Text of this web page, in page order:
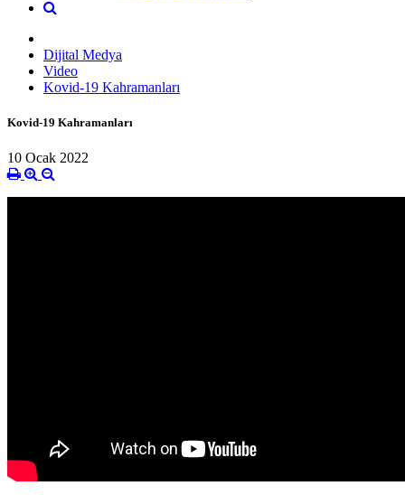
Dijital Medya
Video
Kovid-19 Kahramanları
Kovid-19 Kahramanları
10 Ocak 2022